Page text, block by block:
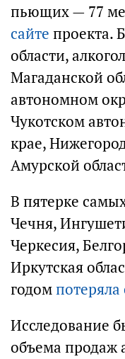
пьющих — 77
сайте проекта.
области,
Магаданской
автономном
Чукотском
крае,
Амурской
В пятерке
Чечня,
Черкесия,
Иркутская
годом
Исследование
объема продаж